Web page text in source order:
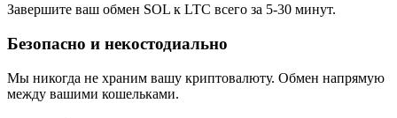
Завершите ваш обмен SOL к LTC всего за 5-30 минут.
Безопасно и некостодиально
Мы никогда не храним вашу криптовалюту. Обмен напрямую
между вашими кошельками.